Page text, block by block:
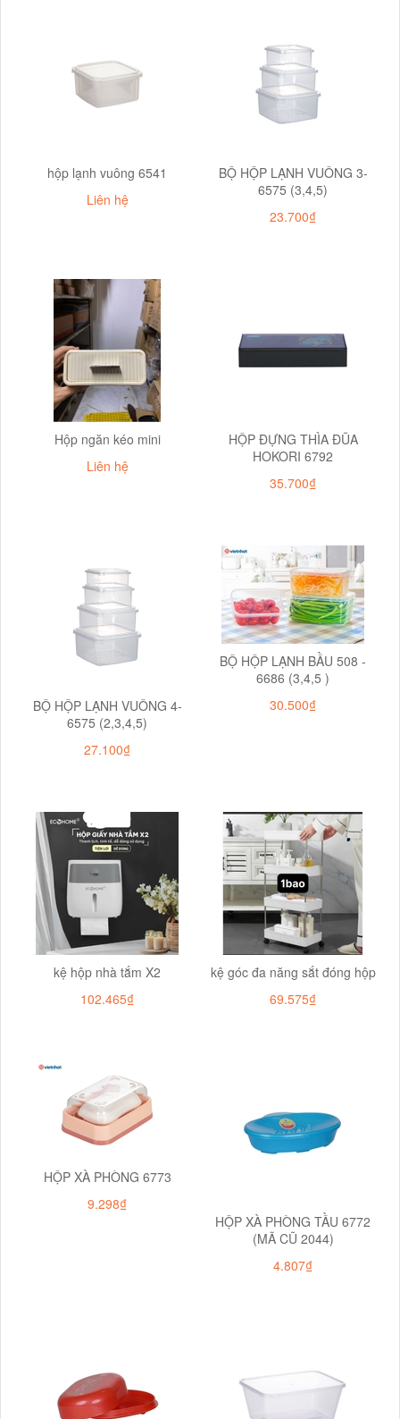
hộp lạnh vuông 6541
Liên hệ
BỘ HỘP LẠNH VUÔNG 3-
6575 (3,4,5)
23.700₫
Hộp ngăn kéo mini
Liên hệ
HỘP ĐỰNG THÌA ĐŨA
HOKORI 6792
35.700₫
BỘ HỘP LẠNH VUÔNG 4-
6575 (2,3,4,5)
27.100₫
BỘ HỘP LẠNH BẦU 508 -
6686 (3,4,5 )
30.500₫
kệ hộp nhà tắm X2
102.465₫
kệ góc đa năng sắt đóng hộp
69.575₫
HỘP XÀ PHÒNG 6773
9.298₫
HỘP XÀ PHÒNG TẦU 6772
(MÃ CŨ 2044)
4.807₫